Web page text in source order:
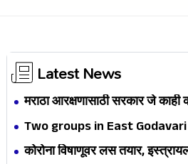
Latest News
मराठा आरक्षणासाठी सरकार जे काही
असेल- देवेंद्र फडणवीस
Two groups in East
job
कोरोना विषाणूवर लस तयार,